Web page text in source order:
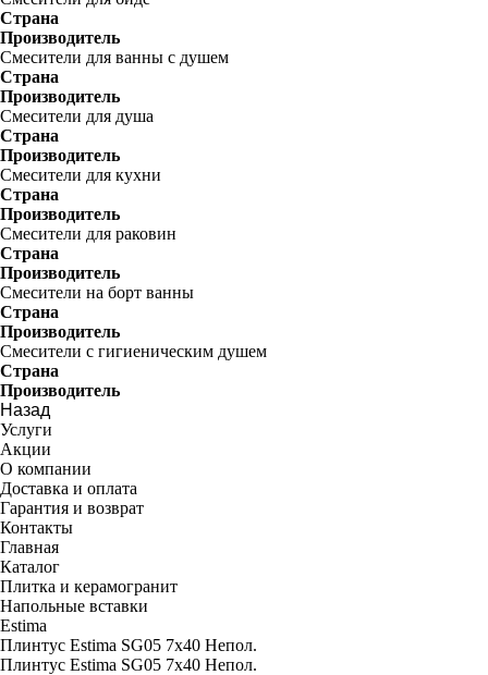
Страна
Производитель
Смесители для ванны с душем
Страна
Производитель
Смесители для душа
Страна
Производитель
Смесители для кухни
Страна
Производитель
Смесители для раковин
Страна
Производитель
Смесители на борт ванны
Страна
Производитель
Смесители с гигиеническим душем
Страна
Производитель
Назад
Услуги
Акции
О компании
Доставка и оплата
Гарантия и возврат
Контакты
Главная
Каталог
Плитка и керамогранит
Напольные вставки
Estima
Плинтус Estima SG05 7x40 Непол.
Плинтус Estima SG05 7x40 Непол.